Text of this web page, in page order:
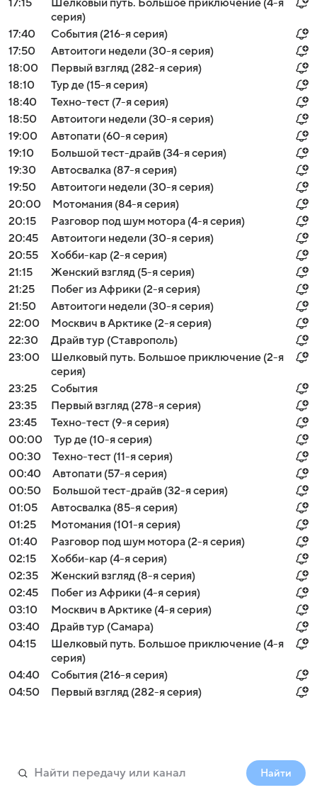
17:15
Шелковый путь. Большое приключение (4-я
серия)
17:40
События (216-я серия)
17:50
Автоитоги недели (30-я серия)
18:00
Первый взгляд (282-я серия)
18:10
Тур де (15-я серия)
18:40
Техно-тест (7-я серия)
18:50
Автоитоги недели (30-я серия)
19:00
Автопати (60-я серия)
19:10
Большой тест-драйв (34-я серия)
19:30
Автосвалка (87-я серия)
19:50
Автоитоги недели (30-я серия)
20:00
Мотомания (84-я серия)
20:15
Разговор под шум мотора (4-я серия)
20:45
Автоитоги недели (30-я серия)
20:55
Хобби-кар (2-я серия)
21:15
Женский взгляд (5-я серия)
21:25
Побег из Африки (2-я серия)
21:50
Автоитоги недели (30-я серия)
22:00
Москвич в Арктике (2-я серия)
22:30
Драйв тур (Ставрополь)
23:00
Шелковый путь. Большое приключение (2-я
серия)
23:25
События
23:35
Первый взгляд (278-я серия)
23:45
Техно-тест (9-я серия)
00:00
Тур де (10-я серия)
00:30
Техно-тест (11-я серия)
00:40
Автопати (57-я серия)
00:50
Большой тест-драйв (32-я серия)
01:05
Автосвалка (85-я серия)
01:25
Мотомания (101-я серия)
01:40
Разговор под шум мотора (2-я серия)
02:15
Хобби-кар (4-я серия)
02:35
Женский взгляд (8-я серия)
02:45
Побег из Африки (4-я серия)
03:10
Москвич в Арктике (4-я серия)
03:40
Драйв тур (Самара)
04:15
Шелковый путь. Большое приключение (4-я
серия)
04:40
События (216-я серия)
04:50
Первый взгляд (282-я серия)
Найти